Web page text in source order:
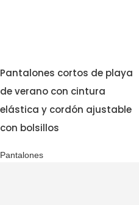
Pantalones cortos de playa
de verano con cintura
elástica y cordón ajustable
con bolsillos
Pantalones